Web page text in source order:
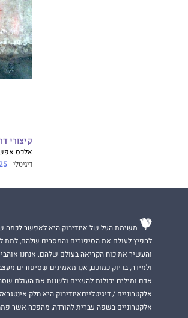
קיצורי
אלכס
דיגיטלי ₪
משימת העל של אינדיבוק היא לאפשר לכמה
להפיץ לעולם את הסיפורים והמסרים שלהם, לתת
והעשיר את כוח הקריאה בעולם שלהם. אנחנו
ולמידה, בדיוק כמוכם, אנו מאמינים שסיפורים
אדם ומילים יכולות להעצים ולשנות את העולם
אלקטרוניים / דיגיטלייםאינדיבוק היא חלק
אלקטרוניים בשפה עברית להורדה, מהפכה אשר